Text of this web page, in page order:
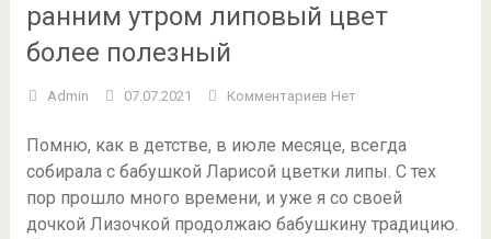
ранним утром липовый цвет
более полезный
Admin 07.07.2021 Комментариев Нет
Помню, как в детстве, в июле месяце, всегда
собирала с бабушкой Ларисой цветки липы. С тех
пор прошло много времени, и уже я со своей
дочкой Лизочкой продолжаю бабушкину традицию.